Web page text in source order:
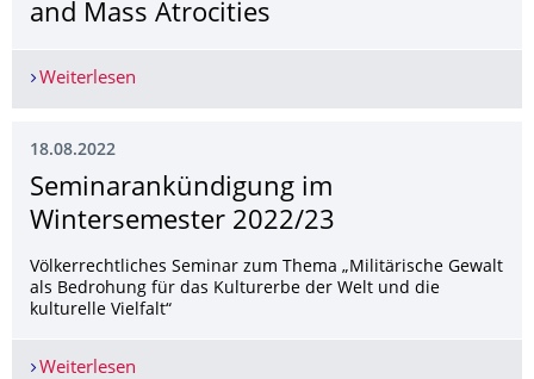
and Mass Atrocities
Weiterlesen
18.08.2022
Seminarankündigung im
Wintersemester 2022/23
Völkerrechtliches Seminar zum Thema „Militärische Gewalt
als Bedrohung für das Kulturerbe der Welt und die
kulturelle Vielfalt“
Weiterlesen